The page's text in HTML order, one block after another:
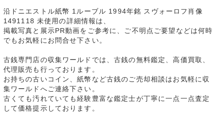
沿ドニエストル紙幣 1ルーブル 1994年銘 スヴォーロフ肖像
1491118 未使用の詳細情報は、
掲載写真と展示PR動画をご参考に、ご不明点ご要望などは何時
でもお気軽にお問合せ下さい。
古銭専門店の収集ワールドでは、古銭の無料鑑定、高価買取、
代理販売も行っております。
お持ちの古いコイン、紙幣など古銭のご売却相談はお気軽に収
集ワールドへご連絡下さい。
古くても汚れていても経験豊富な鑑定士が丁寧に一点一点査定
して価格提示しております。